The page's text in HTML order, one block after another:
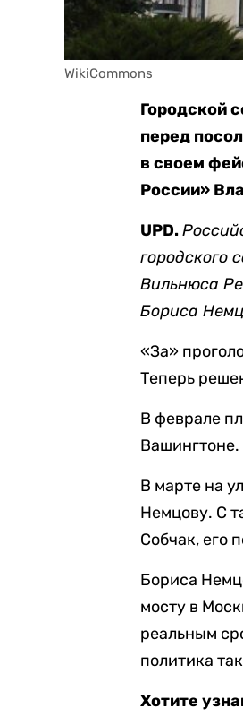
WikiCommons
Городской
перед
в своем
России»
UPD.
городского
Вильнюса
Бориса
«За»
Теперь
В феврале
Вашингтоне.
В марте на
Немцову. С
Собчак, его
Бориса
мосту в
реальным
политика
Хотите